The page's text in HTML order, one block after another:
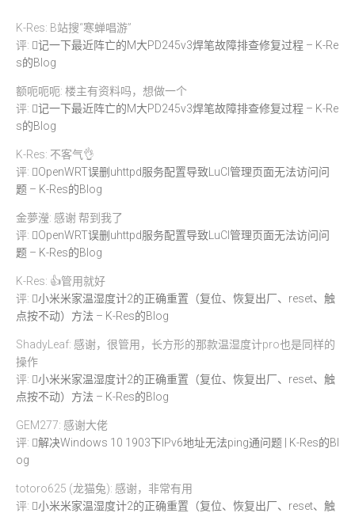
K-Res: B站搜“寒蝉唱游”
评:
记一下最近阵亡的M大PD245v3焊笔故障排查修复过程 – K-Re
s的Blog
额呃呃呃: 楼主有资料吗，想做一个
评:
记一下最近阵亡的M大PD245v3焊笔故障排查修复过程 – K-Re
s的Blog
K-Res: 不客气👌
评:
OpenWRT误删uhttpd服务配置导致LuCI管理页面无法访问问
题 – K-Res的Blog
金夢瀅: 感谢 帮到我了
评:
OpenWRT误删uhttpd服务配置导致LuCI管理页面无法访问问
题 – K-Res的Blog
K-Res: 👍管用就好
评:
小米米家温湿度计2的正确重置（复位、恢复出厂、reset、触
点按不动）方法 – K-Res的Blog
ShadyLeaf: 感谢，很管用，长方形的那款温湿度计pro也是同样的
操作
评:
小米米家温湿度计2的正确重置（复位、恢复出厂、reset、触
点按不动）方法 – K-Res的Blog
GEM277: 感谢大佬
评:
解决Windows 10 1903下IPv6地址无法ping通问题 | K-Res的Bl
og
totoro625 (龙猫兔): 感谢，非常有用
评:
小米米家温湿度计2的正确重置（复位、恢复出厂、reset、触